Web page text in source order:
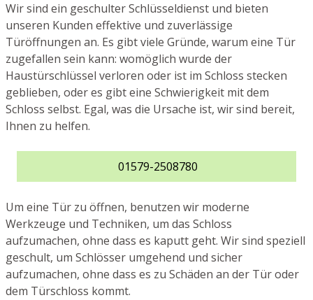
Wir sind ein geschulter Schlüsseldienst und bieten
unseren Kunden effektive und zuverlässige
Türöffnungen an. Es gibt viele Gründe, warum eine Tür
zugefallen sein kann: womöglich wurde der
Haustürschlüssel verloren oder ist im Schloss stecken
geblieben, oder es gibt eine Schwierigkeit mit dem
Schloss selbst. Egal, was die Ursache ist, wir sind bereit,
Ihnen zu helfen.
01579-2508780
Um eine Tür zu öffnen, benutzen wir moderne
Werkzeuge und Techniken, um das Schloss
aufzumachen, ohne dass es kaputt geht. Wir sind speziell
geschult, um Schlösser umgehend und sicher
aufzumachen, ohne dass es zu Schäden an der Tür oder
dem Türschloss kommt.